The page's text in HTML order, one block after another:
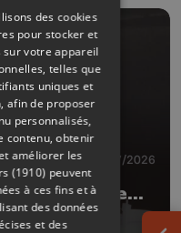
03/07/2026
de musique...
des cookies
pour stocker et
sur votre appareil
telles que
uniques et
afin de proposer
personnalisés,
contenu, obtenir
améliorer les
(1910) peuvent
à ces fins et à
des données
et des